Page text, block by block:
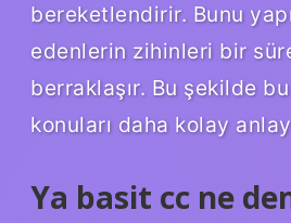
bereketlendirir. Bunu
edenlerin zihinleri bir
berraklaşır. Bu şekilde
konuları daha kolay
Ya basit cc ne